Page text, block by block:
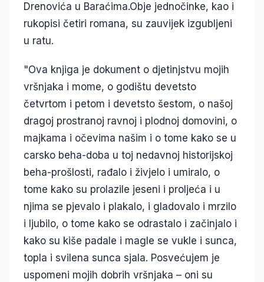
Drenovića u Baraćima.Obje jednočinke, kao i
rukopisi četiri romana, su zauvijek izgubljeni
u ratu.
"Ova knjiga je dokument o djetinjstvu mojih
vršnjaka i mome, o godištu devetsto
četvrtom i petom i devetsto šestom, o našoj
dragoj prostranoj ravnoj i plodnoj domovini, o
majkama i očevima našim i o tome kako se u
carsko beha-doba u toj nedavnoj historijskoj
beha-prošlosti, rađalo i živjelo i umiralo, o
tome kako su prolazile jeseni i proljeća i u
njima se pjevalo i plakalo, i gladovalo i mrzilo
i ljubilo, o tome kako se odrastalo i začinjalo i
kako su kiše padale i magle se vukle i sunca,
topla i svilena sunca sjala. Posvećujem je
uspomeni mojih dobrih vršnjaka – oni su